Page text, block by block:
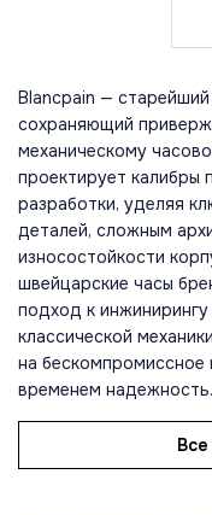
Blancpain —
сохраняющий
механическому
проектирует калибры
разработки, уделяя
деталей, сложным
износостойкости
швейцарские часы
подход к
классической
на бескомпромиссное
временем надежность.